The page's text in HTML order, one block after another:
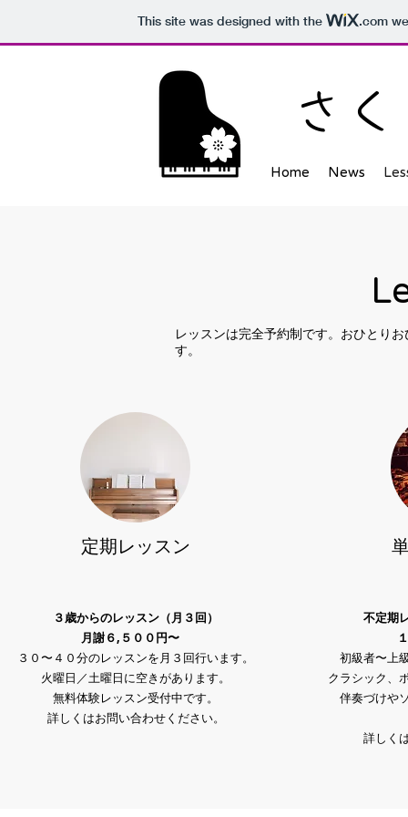
This site was designed with the .com
さ
Home News
レッスンは完全予約制です。おひとり
す。
定期レッスン
３歳からのレッスン（月３回）
月謝６,５００円〜
３０〜４０分のレッスンを月３回行います。
火曜日／土曜日に空きがあります。
無料体験レッスン受付中です。
詳しくはお問い合わせください。
不定期
初級者〜上
クラシック、
伴奏づけや
詳しく